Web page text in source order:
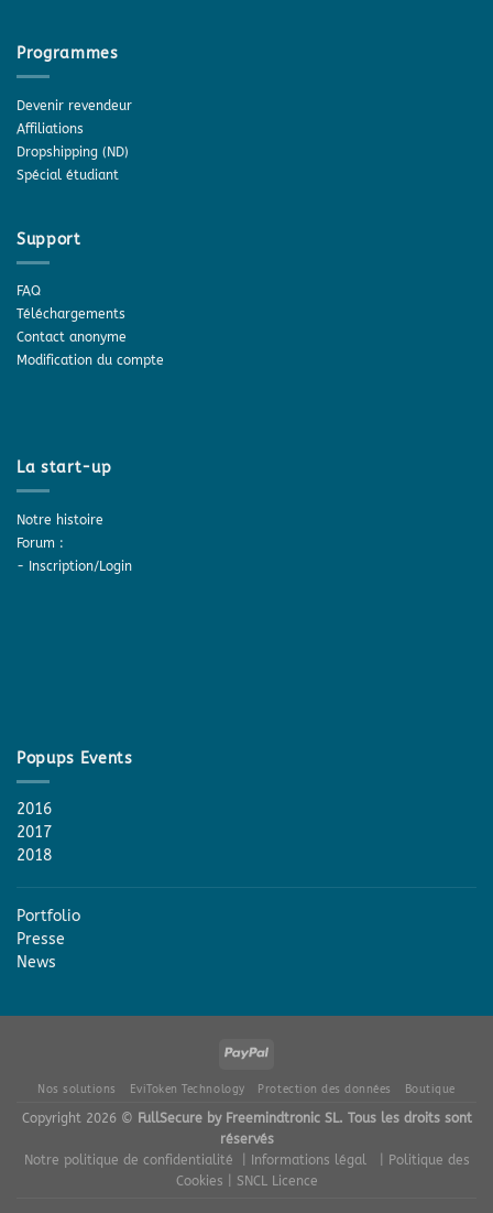
Programmes
Devenir revendeur
Affiliations
Dropshipping (ND)
Spécial étudiant
Support
FAQ
Téléchargements
Contact anonyme
Modification du compte
La start-up
Notre histoire
Forum :
- Inscription/Login
Popups Events
2016
2017
2018
Portfolio
Presse
News
Nos solutions EviToken Technology Protection des données Boutique
Copyright 2026 © FullSecure by Freemindtronic SL. Tous les droits sont
réservés
Notre politique de confidentialité
| Informations légal
| Politique des
Cookies
| SNCL Licence